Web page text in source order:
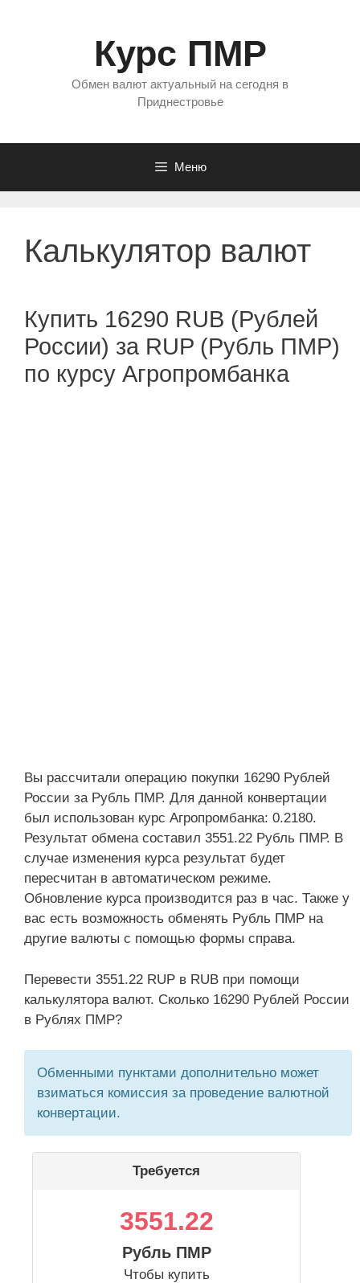
Курс ПМР
Обмен валют актуальный на сегодня в
Приднестровье
Меню
Калькулятор валют
Купить 16290 RUB (Рублей
России) за RUP (Рубль ПМР)
по курсу Агропромбанка
Вы рассчитали операцию покупки 16290 Рублей
России за Рубль ПМР. Для данной конвертации
был использован курс Агропромбанка: 0.2180.
Результат обмена составил 3551.22 Рубль ПМР. В
случае изменения курса результат будет
пересчитан в автоматическом режиме.
Обновление курса производится раз в час. Также у
вас есть возможность обменять Рубль ПМР на
другие валюты с помощью формы справа.
Перевести 3551.22 RUP в RUB при помощи
калькулятора валют. Сколько 16290 Рублей России
в Рублях ПМР?
Обменными пунктами дополнительно может
взиматься комиссия за проведение валютной
конвертации.
Требуется
3551.22
Рубль ПМР
Чтобы купить